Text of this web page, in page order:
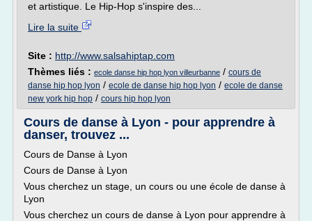
et artistique. Le Hip-Hop s'inspire des...
Lire la suite
Site : http://www.salsahiptap.com
Thèmes liés : ecole danse hip hop lyon villeurbanne / cours de
danse hip hop lyon / ecole de danse hip hop lyon / ecole de danse
new york hip hop / cours hip hop lyon
Cours de danse à Lyon - pour apprendre à
danser, trouvez ...
Cours de Danse à Lyon
Cours de Danse à Lyon
Vous cherchez un stage, un cours ou une école de danse à
Lyon
Vous cherchez un cours de danse à Lyon pour apprendre à